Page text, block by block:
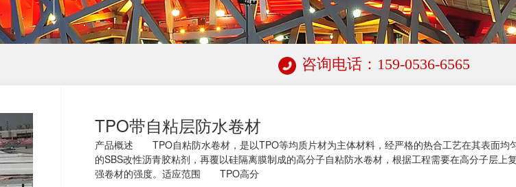
咨询电话：159-0536-6565
TPO带自粘层防水卷材
产品概述 TPO自粘防水卷材，是以TPO等均质片材为主体材料，经严格的热合工艺在其表面均
的SBS改性沥青胶粘剂，再覆以硅隔离膜制成的高分子自粘防水卷材，根据工程需要在高分子层上
强卷材的强度。适应范围 TPO高分